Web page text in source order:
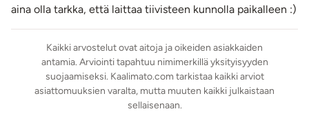
Roisketiivis
Väri: Kirkas
Lähetyspaketin koko: 10 x 15 x 25 cm
Lähetyksen paino: ~ 1 kg
aina olla tarkka, että laittaa tiivisteen kunnolla paikalleen :)
Kaikki arvostelut ovat aitoja ja oikeiden asiakkaiden
antamia. Arviointi tapahtuu nimimerkillä yksityisyyden
suojaamiseksi. Kaalimato.com tarkistaa kaikki arviot
asiattomuuksien varalta, mutta muuten kaikki julkaistaan
sellaisenaan.